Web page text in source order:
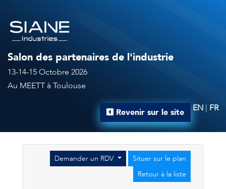
Salon des partenaires de l'industrie
13-14-15 Octobre 2026
Au MEETT à Toulouse
Revenir sur le site EN | FR
Situer sur le plan
Demander un RDV
Retour à la liste